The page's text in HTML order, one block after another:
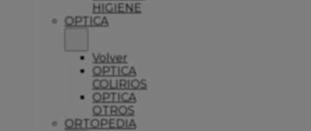
HIGIENE
OPTICA
Volver
OPTICA
COLIRIOS
OPTICA
OTROS
ORTOPEDIA